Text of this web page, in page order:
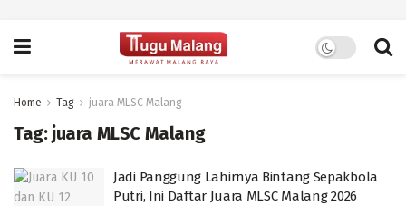
Home Tag juara MLSC Malang
Tag: juara MLSC Malang
Jadi Panggung Lahirnya Bintang Sepakbola
Putri, Ini Daftar Juara MLSC Malang 2026